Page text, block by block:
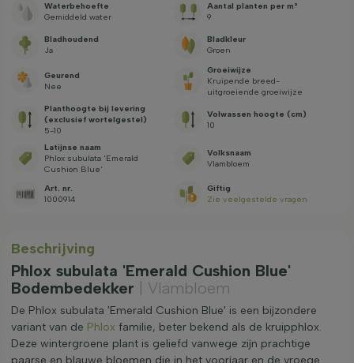
Waterbehoefte
Gemiddeld water
Aantal planten per m²
9
Bladhoudend
Ja
Bladkleur
Groen
Geurend
Nee
Groeiwijze
Kruipende breed-
uitgroeiende groeiwijze
Planthoogte bij levering
(exclusief wortelgestel)
5-10
Volwassen hoogte (cm)
10
Latijnse naam
Phlox subulata 'Emerald
Cushion Blue'
Volksnaam
Vlambloem
Art. nr.
1000914
Giftig
Zie veelgestelde vragen
Beschrijving
Phlox subulata 'Emerald Cushion Blue'
Bodembedekker
| Vlambloem
De Phlox subulata 'Emerald Cushion Blue' is een bijzondere
variant van de Phlox familie, beter bekend als de kruipphlox.
Deze wintergroene plant is geliefd vanwege zijn prachtige
paarse en blauwe bloemen die in het voorjaar en de vroege